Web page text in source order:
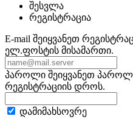
შესვლა
რეგისტრაცია
E-mail შეიყვანეთ
ელ.ფოსტის მისამართი.
პაროლი შეიყვანეთ
რეგისტრაციის დროს.
დამიმახსოვრე